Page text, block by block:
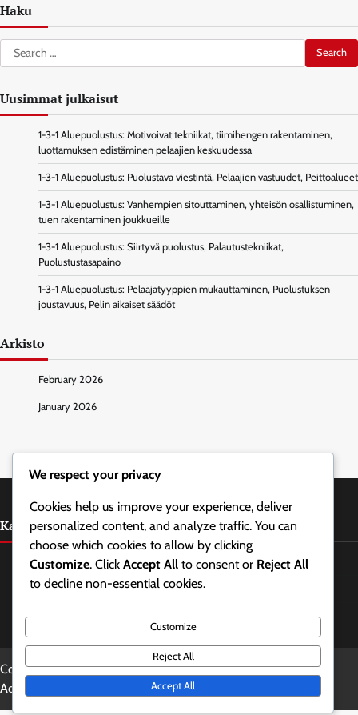
Haku
Search
for:
Uusimmat julkaisut
1-3-1 Aluepuolustus: Motivoivat tekniikat, tiimihengen rakentaminen,
luottamuksen edistäminen pelaajien keskuudessa
1-3-1 Aluepuolustus: Puolustava viestintä, Pelaajien vastuudet, Peittoalueet
1-3-1 Aluepuolustus: Vanhempien sitouttaminen, yhteisön osallistuminen,
tuen rakentaminen joukkueille
1-3-1 Aluepuolustus: Siirtyvä puolustus, Palautustekniikat,
Puolustustasapaino
1-3-1 Aluepuolustus: Pelaajatyyppien mukauttaminen, Puolustuksen
joustavuus, Pelin aikaiset säädöt
Arkisto
February 2026
January 2026
Kategoriat
Pelaajan sijoittuminen 1-3-1 aluepuolustuksessa
Puolustustrategiat 1-3-1 aluepuolustuksessa
Valmennustekniikat 1-3-1 aluepuolustukseen
Copyright © 2026rahinalive.comTheme: Updated News By
Adore Themes
We respect your privacy
Cookies help us improve your experience, deliver
personalized content, and analyze traffic. You can
choose which cookies to allow by clicking
Customize. Click Accept All to consent or Reject All
to decline non-essential cookies.
Customize
Reject All
Accept All